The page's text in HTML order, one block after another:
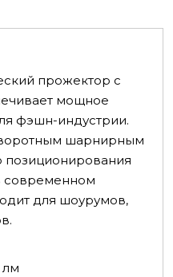
прожектор с
мощное
фэшн-индустрии.
шарнирным
позиционирования
современном
для шоурумов,
лм